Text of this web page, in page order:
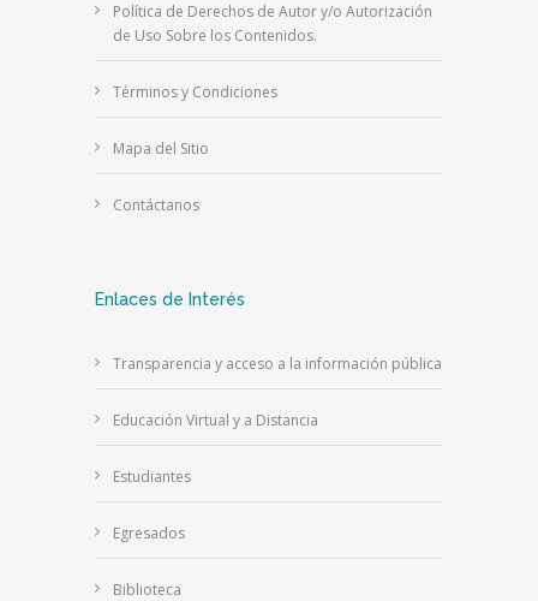
Política de Derechos de Autor y/o Autorización
de Uso Sobre los Contenidos.
Términos y Condiciones
Mapa del Sitio
Contáctanos
Enlaces de Interés
Transparencia y acceso a la información pública
Educación Virtual y a Distancia
Estudiantes
Egresados
Biblioteca